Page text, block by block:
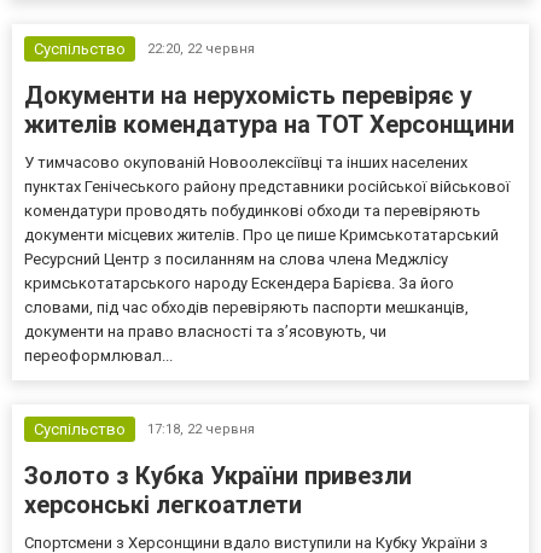
Суспільство 22:20, 22 червня
Документи на нерухомість перевіряє у
жителів комендатура на ТОТ Херсонщини
У тимчасово окупованій Новоолексіївці та інших населених
пунктах Генічеського району представники російської військової
комендатури проводять побудинкові обходи та перевіряють
документи місцевих жителів. Про це пише Кримськотатарський
Ресурсний Центр з посиланням на слова члена Меджлісу
кримськотатарського народу Ескендера Барієва. За його
словами, під час обходів перевіряють паспорти мешканців,
документи на право власності та з’ясовують, чи
переоформлювал...
Суспільство 17:18, 22 червня
Золото з Кубка України привезли
херсонські легкоатлети
Спортсмени з Херсонщини вдало виступили на Кубку України з